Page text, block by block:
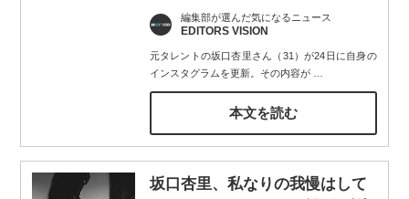
編集部が選んだ気になるニュース
EDITORS VISION
元タレントの坂口杏里さん（31）が24日に自身の
インスタグラムを更新。その内容が…
本文を読む
坂口杏里、私なりの我慢はして